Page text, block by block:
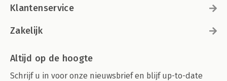
Klantenservice
Zakelijk
Altijd op de hoogte
Schrijf u in voor onze nieuwsbrief en blijf up-to-date